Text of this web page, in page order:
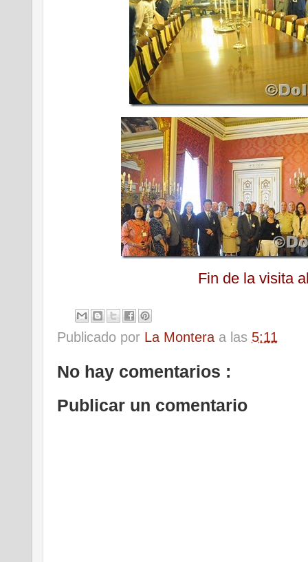
Fin de la visita
Publicado por La Montera a las 5:11
No hay comentarios :
Publicar un comentario